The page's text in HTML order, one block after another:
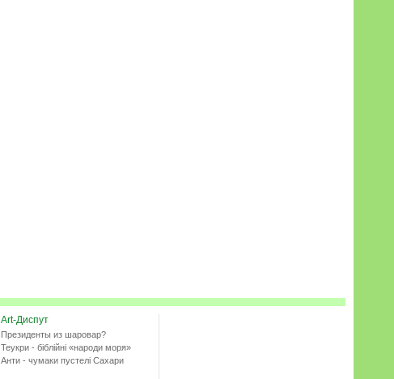
Art-Диспут
Президенты из шаровар?
Теукри - біблійні «народи моря»
Анти - чумаки пустелі Сахари